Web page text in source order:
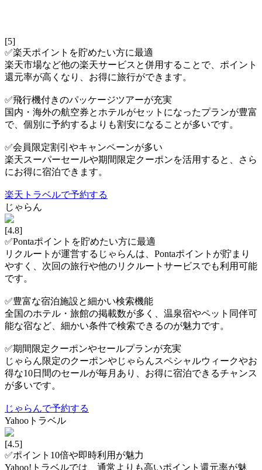
[5]
✅楽天ポイントを貯めたい方に最適
楽天市場など他の楽天サービスと併用することで、ポイント
還元率が高くなり、お得に旅行ができます。
✅飛行機付きのパッケージツアーが充実
国内・海外の航空券とホテルがセットになったプランが豊富
で、個別に予約するよりも割安になることが多いです。
✅会員限定割引やキャンペーンが多い
楽天スーパーセールや期間限定クーポンを活用すると、さら
にお得に宿泊できます。
楽天トラベルで予約する
じゃらん
[4.8]
✅Pontaポイントを貯めたい方に最適
リクルートが運営するじゃらんは、Pontaポイントが貯まり
やすく、次回の旅行や他のリクルートサービスでも利用可能
です。
✅豊富な宿泊施設と細かい検索機能
全国のホテル・旅館の掲載数が多く、温泉宿やペット同伴可
能な宿など、細かい条件で検索できるのが魅力です。
✅期間限定クーポンやセールプランが充実
じゃらん限定のクーポンやじゃらんスペシャルウィークやお
得な10日間のセールが毎月あり、お得に宿泊できるチャンス
が多いです。
じゃらんで予約する
Yahooトラベル
[4.5]
✅ポイント10倍や即時利用が魅力
Yahoo!トラベルでは、通常よりも高いポイント還元率が魅